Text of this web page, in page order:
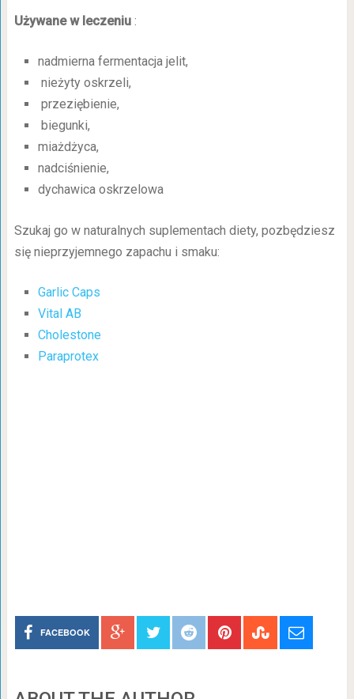
Używane w leczeniu:
nadmierna fermentacja jelit,
nieżyty oskrzeli,
przeziębienie,
biegunki,
miażdżyca,
nadciśnienie,
dychawica oskrzelowa
Szukaj go w naturalnych suplementach diety, pozbędziesz
się nieprzyjemnego zapachu i smaku:
Garlic Caps
Vital AB
Cholestone
Paraprotex
FACEBOOK